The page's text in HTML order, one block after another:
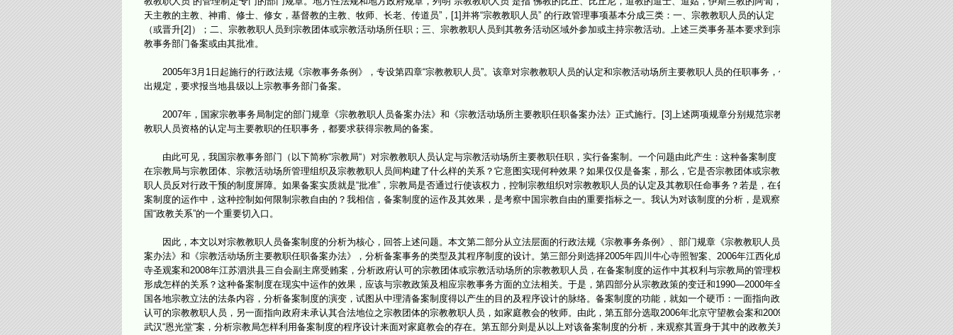
天主教的主教、神甫、修士、修女，基督教的主教、牧师、长老、传道员”，[1]并将“宗教教职人员” 的行政管理事项基本分成三类：一、宗教教职人员的认定
（或晋升[2]）；二、宗教教职人员到宗教团体或宗教活动场所任职；三、宗教教职人员到其教务活动区域外参加或主持宗教活动。上述三类事务基本要求到宗
教事务部门备案或由其批准。
2005年3月1日起施行的行政法规《宗教事务条例》，专设第四章“宗教教职人员”。该章对宗教教职人员的认定和宗教活动场所主要教职人员的任职事务，作
出规定，要求报当地县级以上宗教事务部门备案。
2007年，国家宗教事务局制定的部门规章《宗教教职人员备案办法》和《宗教活动场所主要教职任职备案办法》正式施行。[3]上述两项规章分别规范宗教
教职人员资格的认定与主要教职的任职事务，都要求获得宗教局的备案。
由此可见，我国宗教事务部门（以下简称“宗教局“）对宗教教职人员认定与宗教活动场所主要教职任职，实行备案制。一个问题由此产生：这种备案制度，
在宗教局与宗教团体、宗教活动场所管理组织及宗教教职人员间构建了什么样的关系？它意图实现何种效果？如果仅仅是备案，那么，它是否宗教团体或宗教教
职人员反对行政干预的制度屏障。如果备案实质就是“批准”，宗教局是否通过行使该权力，控制宗教组织对宗教教职人员的认定及其教职任命事务？若是，在备
案制度的运作中，这种控制如何限制宗教自由的？我相信，备案制度的运作及其效果，是考察中国宗教自由的重要指标之一。我认为对该制度的分析，是观察我
国“政教关系”的一个重要切入口。
因此，本文以对宗教教职人员备案制度的分析为核心，回答上述问题。本文第二部分从立法层面的行政法规《宗教事务条例》、部门规章《宗教教职人员备
案办法》和《宗教活动场所主要教职任职备案办法》，分析备案事务的类型及其程序制度的设计。第三部分则选择2005年四川牛心寺照智案、2006年江西化成
寺圣观案和2008年江苏泗洪县三自会副主席受贿案，分析政府认可的宗教团体或宗教活动场所的宗教教职人员，在备案制度的运作中其权利与宗教局的管理权
形成怎样的关系？这种备案制度在现实中运作的效果，应该与宗教政策及相应宗教事务方面的立法相关。于是，第四部分从宗教政策的变迁和1990—2000年全
国各地宗教立法的法条内容，分析备案制度的演变，试图从中理清备案制度得以产生的目的及程序设计的脉络。备案制度的功能，就如一个硬币：一面指向政府
认可的宗教教职人员，另一面指向政府未承认其合法地位之宗教团体的宗教教职人员，如家庭教会的牧师。由此，第五部分选取2006年北京守望教会案和2009
武汉“恩光堂”案，分析宗教局怎样利用备案制度的程序设计来面对家庭教会的存在。第五部分则是从以上对该备案制度的分析，来观察其置身于其中的政教关系